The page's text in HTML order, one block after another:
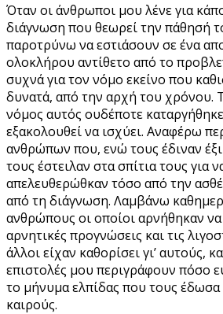
Όταν οι άνθρωποι μου λένε για
διάγνωση που θεωρεί την πάθησή
παροτρύνω να εστιάσουν σε ένα
ολοκλήρου αντίθετο από το
συχνά για τον νόμο εκείνο που
δυνατά, από την αρχή του χρόνου.
νόμος αυτός ουδέποτε
εξακολουθεί να ισχύει. Αναφέρω
ανθρώπων που, ενώ τους έδιναν
τους έστειλαν στα σπίτια τους για
απελευθερώθκαν τόσο από την
από τη διάγνωση. Λαμβάνω
ανθρώπους οι οποίοι αρνήθηκαν
αρνητικές προγνώσεις και τις
άλλοι είχαν καθορίσει γι’ αυτούς,
επιστολές μου περιγράφουν πόσο
το μήνυμα ελπίδας που τους
καιρούς.